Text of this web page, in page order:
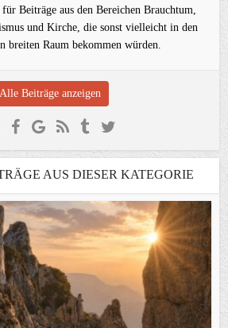
Beiträge aus den Bereichen Brauchtum,
und Kirche, die sonst vielleicht in den
breiten Raum bekommen würden.
Alle Beiträge anzeigen
AUS DIESER KATEGORIE